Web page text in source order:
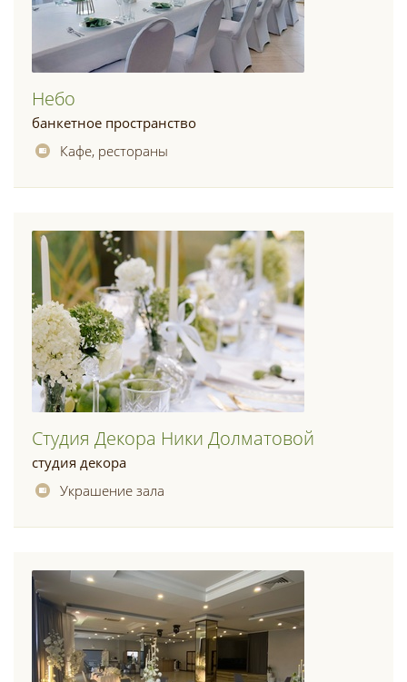
Небо
банкетное пространство
Кафе, рестораны
Студия Декора Ники Долматовой
студия декора
Украшение зала